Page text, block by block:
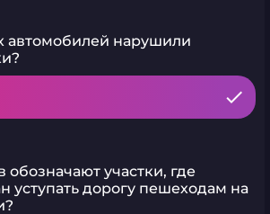
автомобилей нарушили
обозначают участки, где
уступать дорогу пешеходам на